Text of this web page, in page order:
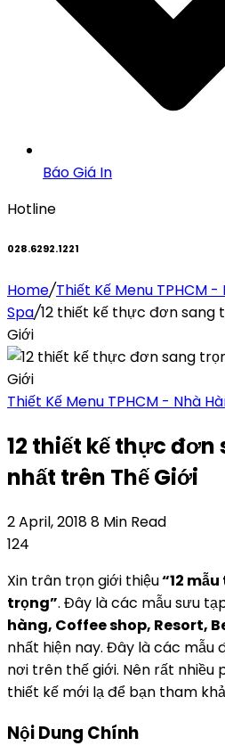
Báo Giá In
Hotline
028.6292.1221
Home/Thiết Kế Menu TPHCM -
Spa/12 thiết kế thực đơn sang
Giới
Thiết Kế Menu TPHCM - Nhà
12 thiết kế thực
nhất trên Thế Giới
2 April, 20188 Min Read
124
Xin trân trọn giới thiệu“12
trọng”. Đây là các mẫu sưu
hàng, Coffee shop, Resort,
nhất hiện nay. Đây là các
nơi trên thế giới. Nên rất nhiều
thiết kế mới lạ để bạn tham
Nội Dung Chính